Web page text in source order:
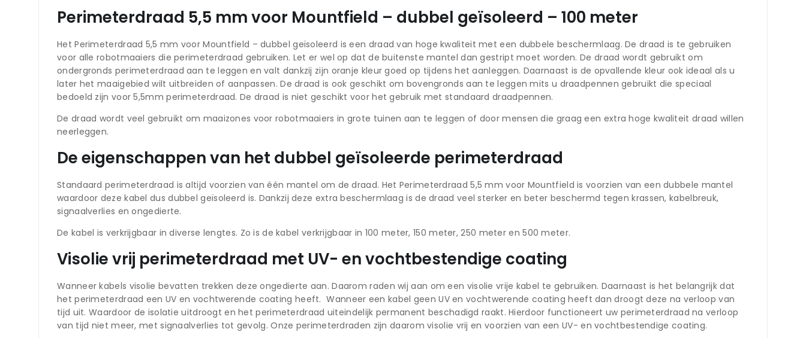
Perimeterdraad 5,5 mm voor Mountfield – dubbel geïsoleerd – 100 meter
Het Perimeterdraad 5,5 mm voor Mountfield – dubbel geïsoleerd is een draad van hoge kwaliteit met een dubbele beschermlaag. De draad is te gebruiken
voor alle robotmaaiers die perimeterdraad gebruiken. Let er wel op dat de buitenste mantel dan gestript moet worden. De draad wordt gebruikt om
ondergronds perimeterdraad aan te leggen en valt dankzij zijn oranje kleur goed op tijdens het aanleggen. Daarnaast is de opvallende kleur ook ideaal als u
later het maaigebied wilt uitbreiden of aanpassen. De draad is ook geschikt om bovengronds aan te leggen mits u draadpennen gebruikt die speciaal
bedoeld zijn voor 5,5mm perimeterdraad. De draad is niet geschikt voor het gebruik met standaard draadpennen.
De draad wordt veel gebruikt om maaizones voor robotmaaiers in grote tuinen aan te leggen of door mensen die graag een extra hoge kwaliteit draad willen
neerleggen.
De eigenschappen van het dubbel geïsoleerde perimeterdraad
Standaard perimeterdraad is altijd voorzien van één mantel om de draad. Het Perimeterdraad 5,5 mm voor Mountfield is voorzien van een dubbele mantel
waardoor deze kabel dus dubbel geïsoleerd is. Dankzij deze extra beschermlaag is de draad veel sterker en beter beschermd tegen krassen, kabelbreuk,
signaalverlies en ongedierte.
De kabel is verkrijgbaar in diverse lengtes. Zo is de kabel verkrijgbaar in 100 meter, 150 meter, 250 meter en 500 meter.
Visolie vrij perimeterdraad met UV- en vochtbestendige coating
Wanneer kabels visolie bevatten trekken deze ongedierte aan. Daarom raden wij aan om een visolie vrije kabel te gebruiken. Daarnaast is het belangrijk dat
het perimeterdraad een UV en vochtwerende coating heeft. Wanneer een kabel geen UV en vochtwerende coating heeft dan droogt deze na verloop van
tijd uit. Waardoor de isolatie uitdroogt en het perimeterdraad uiteindelijk permanent beschadigd raakt. Hierdoor functioneert uw perimeterdraad na verloop
van tijd niet meer, met signaalverlies tot gevolg. Onze perimeterdraden zijn daarom visolie vrij en voorzien van een UV- en vochtbestendige coating.